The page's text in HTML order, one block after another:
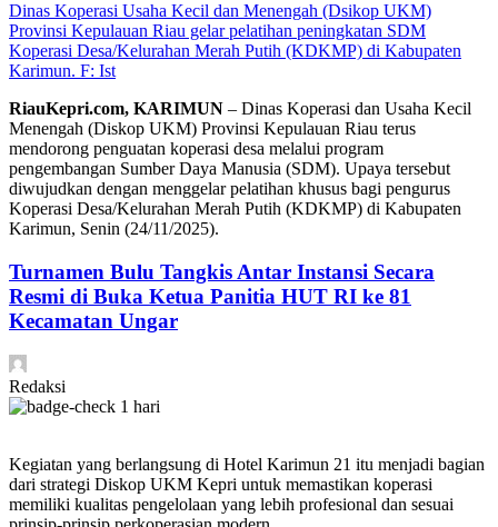
Dinas Koperasi Usaha Kecil dan Menengah (Dsikop UKM)
Provinsi Kepulauan Riau gelar pelatihan peningkatan SDM
Koperasi Desa/Kelurahan Merah Putih (KDKMP) di Kabupaten
Karimun. F: Ist
RiauKepri.com, KARIMUN – Dinas Koperasi dan Usaha Kecil
Menengah (Diskop UKM) Provinsi Kepulauan Riau terus
mendorong penguatan koperasi desa melalui program
pengembangan Sumber Daya Manusia (SDM). Upaya tersebut
diwujudkan dengan menggelar pelatihan khusus bagi pengurus
Koperasi Desa/Kelurahan Merah Putih (KDKMP) di Kabupaten
Karimun, Senin (24/11/2025).
Turnamen Bulu Tangkis Antar Instansi Secara
Resmi di Buka Ketua Panitia HUT RI ke 81
Kecamatan Ungar
Redaksi
1 hari
Kegiatan yang berlangsung di Hotel Karimun 21 itu menjadi bagian
dari strategi Diskop UKM Kepri untuk memastikan koperasi
memiliki kualitas pengelolaan yang lebih profesional dan sesuai